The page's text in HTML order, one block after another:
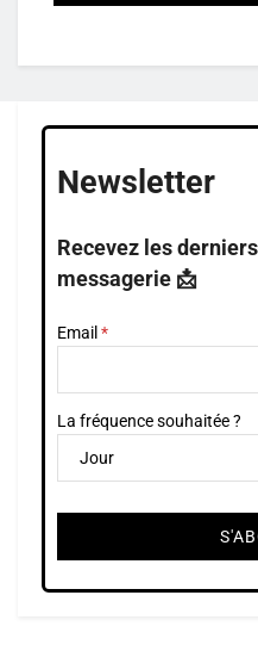
Newsletter
Recevez les
messagerie 📩
Email
La fréquence souhaitée ?